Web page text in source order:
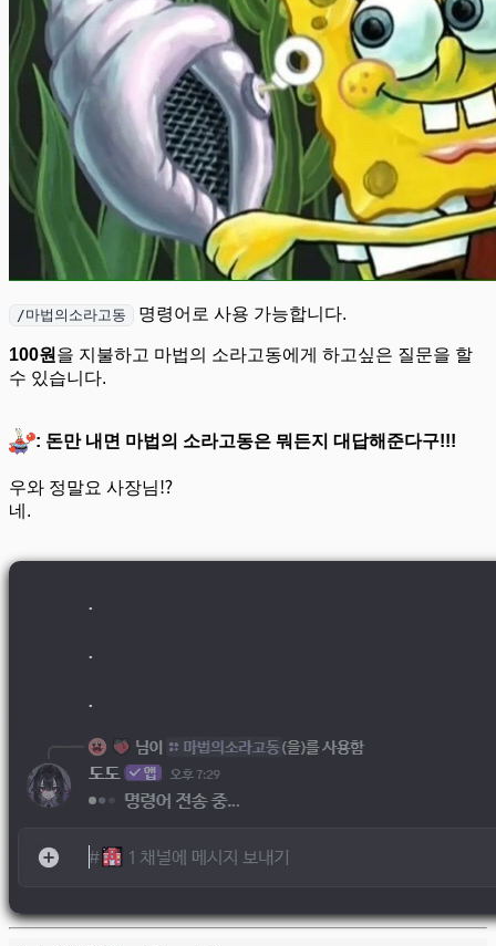
/마법의소라고동 명령어로 사용 가능합니다.
100원 을 지불하고 마법의 소라고동에게 하고싶은 질문을 할
수 있습니다.
: 돈만 내면 마법의 소라고동은 뭐든지 대답해준다구!!!
우와 정말요 사장님⁉️
네.